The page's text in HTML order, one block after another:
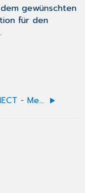
gewünschten
für den
CGM CONNECT - Menüpunkte